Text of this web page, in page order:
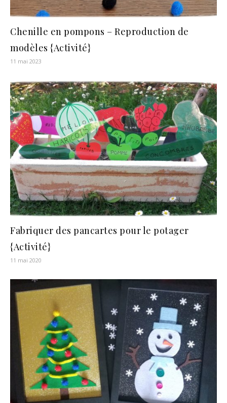
Chenille en pompons – Reproduction de
modèles {Activité}
11 mai 2023
Fabriquer des pancartes pour le potager
{Activité}
11 mai 2020